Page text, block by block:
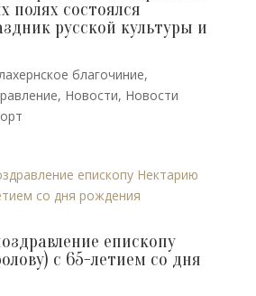
полях состоялся
русской культуры и
благочиние,
, Новости, Новости
епископу
с 65-летием со дня